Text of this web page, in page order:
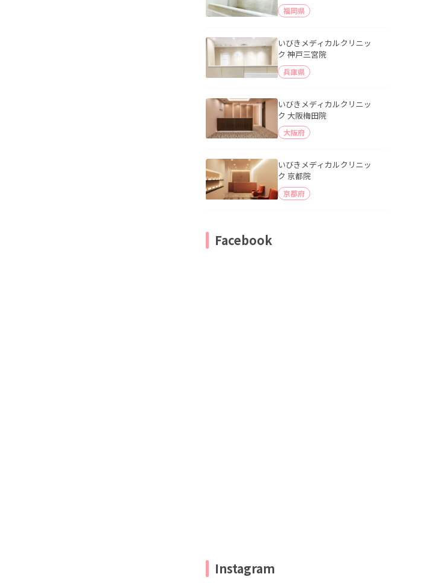
福岡県
いびきメディカルクリニッ
ク 神戸三宮院
兵庫県
いびきメディカルクリニッ
ク 大阪梅田院
大阪府
いびきメディカルクリニッ
ク 京都院
京都府
Facebook
Instagram